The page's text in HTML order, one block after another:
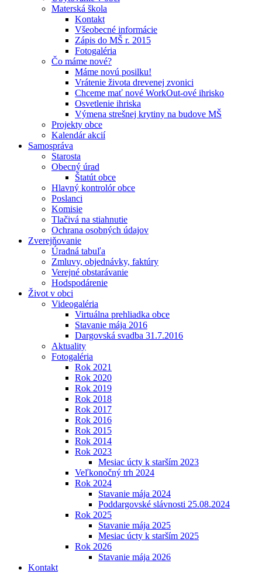
Materská škola
Kontakt
Všeobecné informácie
Zápis do MŠ r. 2015
Fotogaléria
Čo máme nové?
Máme novú posilku!
Vrátenie života drevenej zvonici
Chceme mať nové WorkOut-ové ihrisko
Osvetlenie ihriska
Výmena strešnej krytiny na budove MŠ
Projekty obce
Kalendár akcií
Samospráva
Starosta
Obecný úrad
Štatút obce
Hlavný kontrolór obce
Poslanci
Komisie
Tlačivá na stiahnutie
Ochrana osobných údajov
Zverejňovanie
Úradná tabuľa
Zmluvy, objednávky, faktúry
Verejné obstarávanie
Hodspodárenie
Život v obci
Videogaléria
Virtuálna prehliadka obce
Stavanie mája 2016
Dargovská svadba 31.7.2016
Aktuality
Fotogaléria
Rok 2021
Rok 2020
Rok 2019
Rok 2018
Rok 2017
Rok 2016
Rok 2015
Rok 2014
Rok 2023
Mesiac úcty k starším 2023
Veľkonočný trh 2024
Rok 2024
Stavanie mája 2024
Poddargovské slávnosti 25.08.2024
Rok 2025
Stavanie mája 2025
Mesiac úcty k starším 2025
Rok 2026
Stavanie mája 2026
Kontakt